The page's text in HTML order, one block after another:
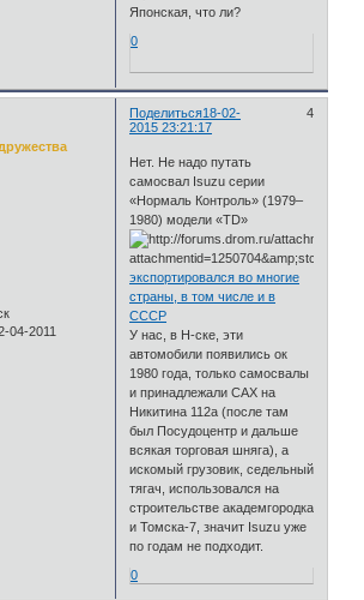
Японская, что ли?
0
Поделиться 4
18-02-
2015 23:21:17
04-2011
Нет. Не надо путать
самосвал Isuzu серии
«Нормаль Контроль» (1979–
1980) модели «TD»
экспортировался во многие
страны, в том числе и в
СССР
У нас, в Н-ске, эти
автомобили появились ок
1980 года, только самосвалы
и принадлежали САХ на
Никитина 112а (после там
был Посудоцентр и дальше
всякая торговая шняга), а
искомый грузовик, седельный
тягач, использовался на
строительстве академгородка
и Томска-7, значит Isuzu уже
по годам не подходит.
0